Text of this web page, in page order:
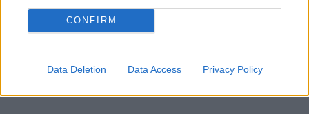
CONFIRM
Data Deletion Data Access Privacy Policy